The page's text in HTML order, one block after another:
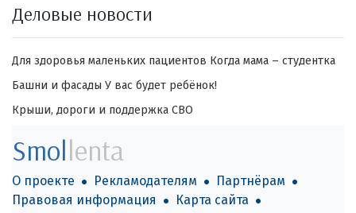
Деловые новости
Для здоровья маленьких пациентов Когда мама – студентка
Башни и фасады У вас будет ребёнок!
Крыши, дороги и поддержка СВО
Smollenta
О проекте Рекламодателям
Партнёрам
Правовая информация
Карта сайта